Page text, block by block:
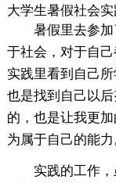
大学生暑假社会
暑假里去参
于社会，对于自
实践里看到自己
也是找到自己以
的，也是让我更
为属于自己的能力
实践的工作